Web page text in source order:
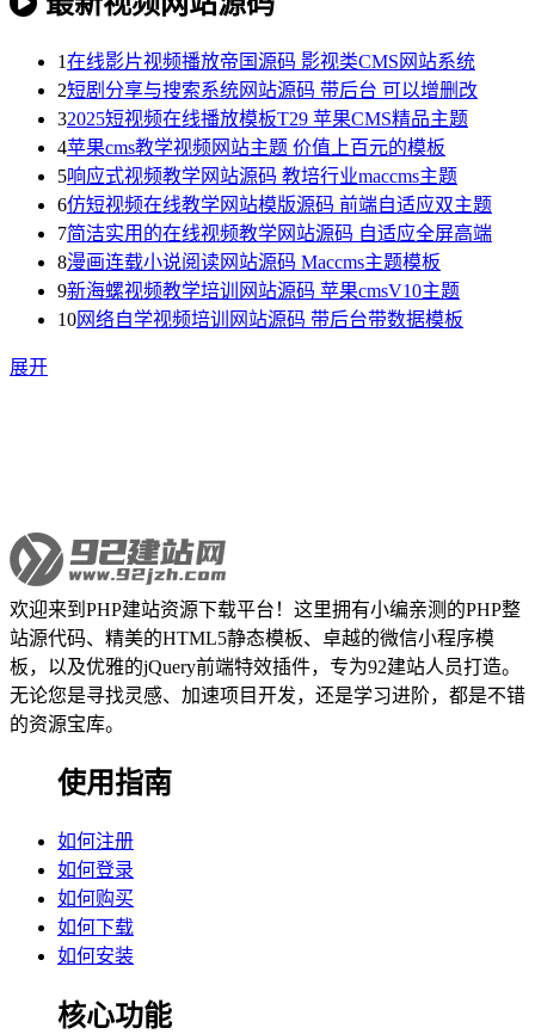
1在线影片视频播放帝国源码 影视类CMS网站系统
2短剧分享与搜索系统网站源码 带后台 可以增删改
32025短视频在线播放模板T29 苹果CMS精品主题
4苹果cms教学视频网站主题 价值上百元的模板
5响应式视频教学网站源码 教培行业maccms主题
6仿短视频在线教学网站模版源码 前端自适应双主题
7简洁实用的在线视频教学网站源码 自适应全屏高端
8漫画连载小说阅读网站源码 Maccms主题模板
9新海螺视频教学培训网站源码 苹果cmsV10主题
10网络自学视频培训网站源码 带后台带数据模板
展开
欢迎来到PHP建站资源下载平台！这里拥有小编亲测的PHP整
站源代码、精美的HTML5静态模板、卓越的微信小程序模
板，以及优雅的jQuery前端特效插件，专为92建站人员打造。
无论您是寻找灵感、加速项目开发，还是学习进阶，都是不错
的资源宝库。
使用指南
如何注册
如何登录
如何购买
如何下载
如何安装
核心功能